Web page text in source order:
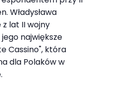
Władysława
z lat II wojny
największe
Cassino", która
dla Polaków w